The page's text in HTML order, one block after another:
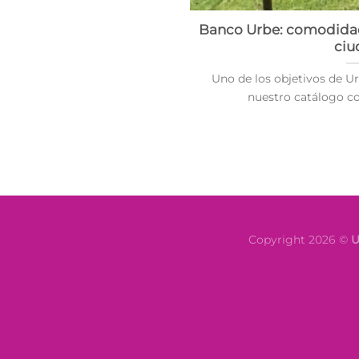
Banco Urbe:
Uno de los objetivos de
nuestro catálogo
Copyright 2026 ©